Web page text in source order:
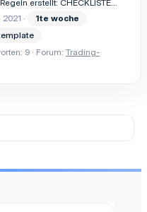
erstellt: CHECKLISTE...
2021 1te woche
9 Forum: Trading-